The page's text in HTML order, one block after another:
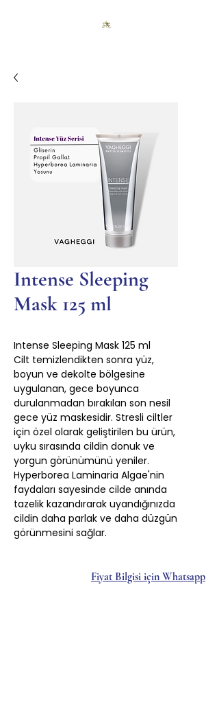
Intense Sleeping
Mask 125 ml
Intense Sleeping Mask 125 ml
Cilt temizlendikten sonra yüz,
boyun ve dekolte bölgesine
uygulanan, gece boyunca
durulanmadan bırakılan son nesil
gece yüz maskesidir. Stresli ciltler
için özel olarak geliştirilen bu ürün,
uyku sırasında cildin donuk ve
yorgun görünümünü yeniler.
Hyperborea Laminaria Algae'nin
faydaları sayesinde cilde anında
tazelik kazandırarak uyandığınızda
cildin daha parlak ve daha düzgün
görünmesini sağlar.
Fiyat Bilgisi için Whatsapp